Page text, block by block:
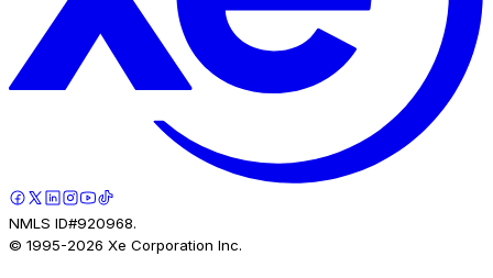
NMLS ID#920968.
© 1995-2026 Xe Corporation Inc.